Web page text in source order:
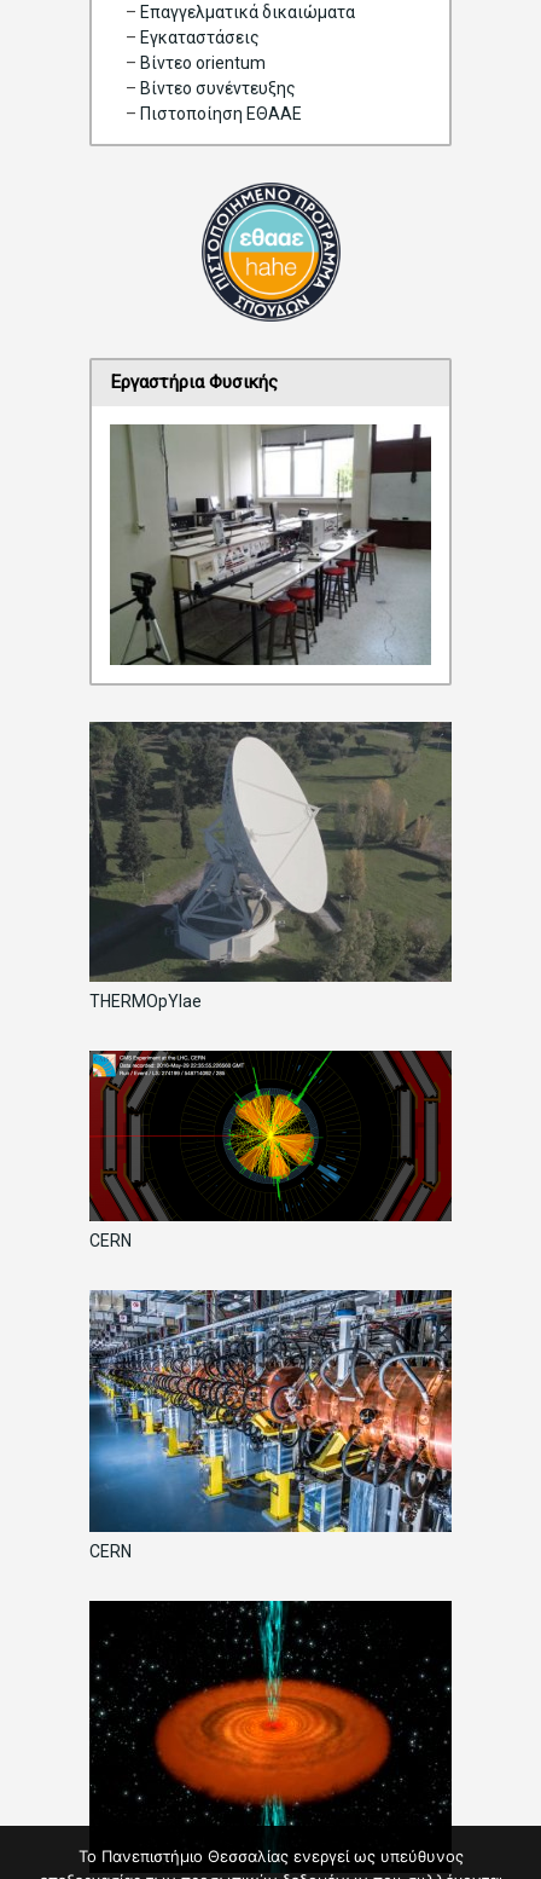
– Επαγγελματικά δικαιώματα
– Eγκαταστάσεις
– Βίντεο orientum
– Bίντεο συνέντευξης
– Πιστοποίηση ΕΘΑΑΕ
Εργαστήρια Φυσικής
THERMOpYlae
CERN
CERN
Το Πανεπιστήμιο Θεσσαλίας ενεργεί ως υπεύθυνος